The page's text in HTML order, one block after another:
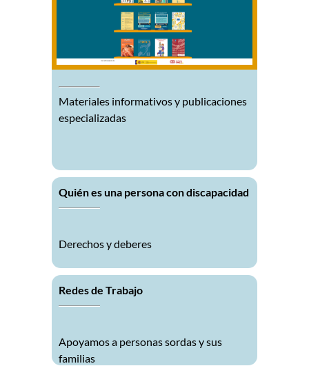
Materiales informativos y publicaciones
especializadas
Quién es una persona con discapacidad
Derechos y deberes
Redes de Trabajo
Apoyamos a personas sordas y sus
familias